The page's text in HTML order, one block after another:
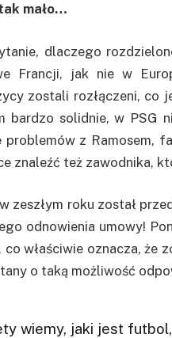
mało…
dlaczego
Francji, jak nie w
zostali rozłączeni, co
bardzo solidnie, w PSG
z Ramosem,
znaleźć też zawodnika,
roku został
odnowienia umowy!
właściwie oznacza, że
o taką możliwość
wiemy, jaki jest